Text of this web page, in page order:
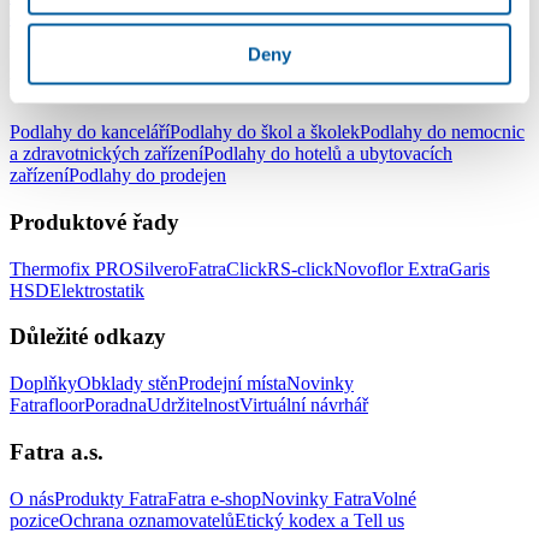
Deny
do ložnicePodlahy do kuchyněPodlahy do koupelnyPodlahy do
Podlahy pro komerční užití
Podlahy do kanceláříPodlahy do škol a školekPodlahy do nemocnic
a zdravotnických zařízeníPodlahy do hotelů a ubytovacích
zařízeníPodlahy do prodejen
Produktové řady
Thermofix PROSilveroFatraClickRS-clickNovoflor ExtraGaris
HSDElektrostatik
Důležité odkazy
DoplňkyObklady stěnProdejní místaNovinky
FatrafloorPoradnaUdržitelnostVirtuální návrhář
Fatra a.s.
O násProdukty FatraFatra e-shopNovinky FatraVolné
poziceOchrana oznamovatelůEtický kodex a Tell us